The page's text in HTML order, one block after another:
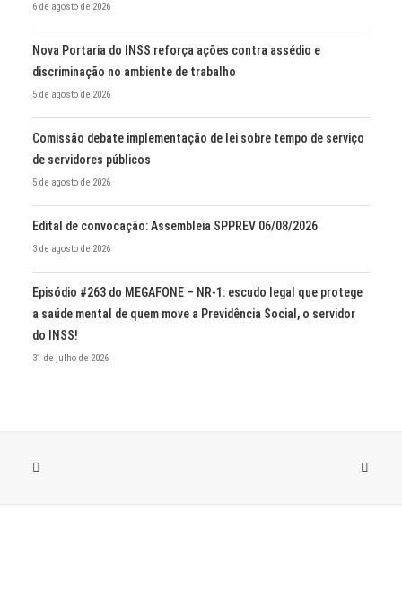
6 de agosto de 2026
Nova Portaria do INSS reforça ações contra assédio e
discriminação no ambiente de trabalho
5 de agosto de 2026
Comissão debate implementação de lei sobre tempo de serviço
de servidores públicos
5 de agosto de 2026
Edital de convocação: Assembleia SPPREV 06/08/2026
3 de agosto de 2026
Episódio #263 do MEGAFONE – NR-1: escudo legal que protege
a saúde mental de quem move a Previdência Social, o servidor
do INSS!
31 de julho de 2026